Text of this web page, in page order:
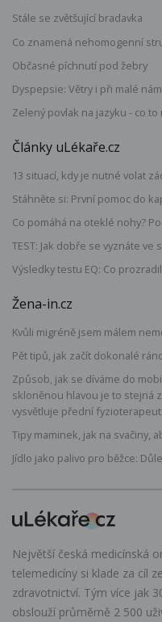
Stále se zvětšující bradavka
Co znamená nehomogenní
Občasné píchnutí pod žebry
Dyspepsie: Větry i při malé
Zelený povlak na jazyku - co to
Články uLékaře.cz
13 situací, kdy je nutné volat
Stáhněte si: První pomoc do
Co pomáhá na oteklé nohy?
TEST: Jak dobře se vyznáte ve
Výsledky testu EQ: Co
Žena-in.cz
Kvůli migréně jsem málem
Pět tipů, jak začít dokonalé
Způsob, jak se díváme do
skloněnou hlavou je to stejná
vysvětluje přední fyzioterapeut
Tipy maminek, jak na svačiny,
Jídlo jako palivo pro běžce:
Největší česká medicínská
telemedicíny si klade za cíl
zdravotnictví. Tým více jak
obslouží průměrně 2 500